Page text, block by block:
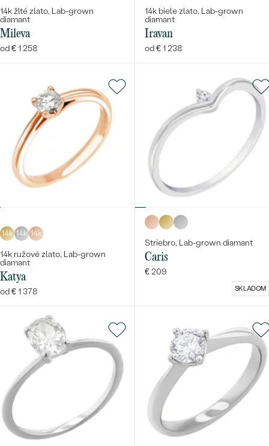
14k žlté zlato, Lab-grown
diamant
Mileva
od € 1 258
14k biele zlato, Lab-grown
diamant
Iravan
od € 1 238
14k 14k 14k
14k ružové zlato, Lab-grown
diamant
Katya
od € 1 378
Striebro, Lab-grown diamant
Caris
€ 209
SKLADOM